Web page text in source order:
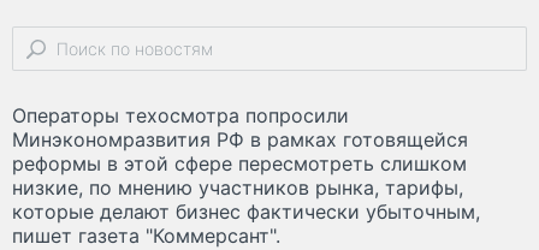
Операторы техосмотра попросили
Минэкономразвития РФ в рамках готовящейся
реформы в этой сфере пересмотреть слишком
низкие, по мнению участников рынка, тарифы,
которые делают бизнес фактически убыточным,
пишет газета "Коммерсант".